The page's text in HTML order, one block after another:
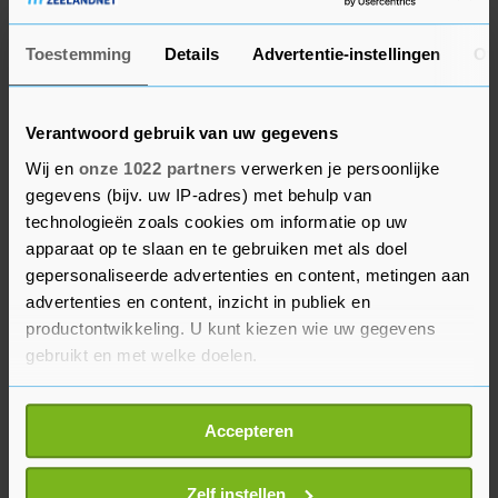
Toestemming Details Advertentie-instellingen
Verantwoord gebruik van uw gegevens
Wij en onze 1022 partners verwerken je persoonlijke
gegevens (bijv. uw IP-adres) met behulp van
technologieën zoals cookies om informatie op uw
apparaat op te slaan en te gebruiken met als doel
gepersonaliseerde advertenties en content, metingen aan
advertenties en content, inzicht in publiek en
productontwikkeling. U kunt kiezen wie uw gegevens
gebruikt en met welke doelen.
Als u het toestaat, willen we ook graag:
Informatie verzamelen over uw geografische
locatie, die tot een paar meter nauwkeurig kan zijn
Uw apparaat identificeren door het actief te
Accepteren
Zelf instellen
Knoop doorhakken
Opmerkelijk is dat over het 'extern salderen’,
waarbij de stikstofruimte van een boer die stopt
besluit wordt genomen. Dat was juist een punt
waarover veel onrust was ontstaan. Het kabinet
zal hier later een knoop over doorhakken. Tot
die tijd is extern salderen met veehouderijen niet
mogelijk.
Bij boeren die worden uitgekocht door provincies
mogen zij vermoedelijk besluiten om meer dan
30 procent van de gespaarde stikstofruimte terug
te geven aan de natuur, zeggen ingewijden. Zo
komt het kabinet de provincies tegemoet, die in
principe een strenger beleid willen handhaven.